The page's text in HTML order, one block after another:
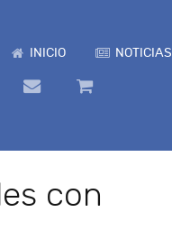
INICIO NOTICIAS
con